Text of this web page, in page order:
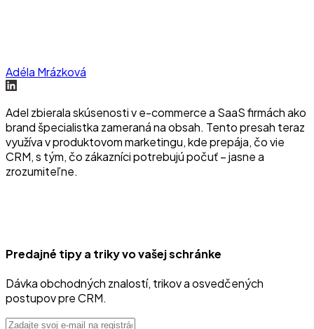
Adéla Mrázková
Adel zbierala skúsenosti v e-commerce a SaaS firmách ako
brand špecialistka zameraná na obsah. Tento presah teraz
využíva v produktovom marketingu, kde prepája, čo vie
CRM, s tým, čo zákazníci potrebujú počuť – jasne a
zrozumiteľne.
Predajné tipy a triky vo vašej schránke
Dávka obchodných znalostí, trikov a osvedčených
postupov pre CRM.